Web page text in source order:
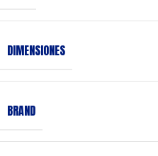
DIMENSIONES
BRAND